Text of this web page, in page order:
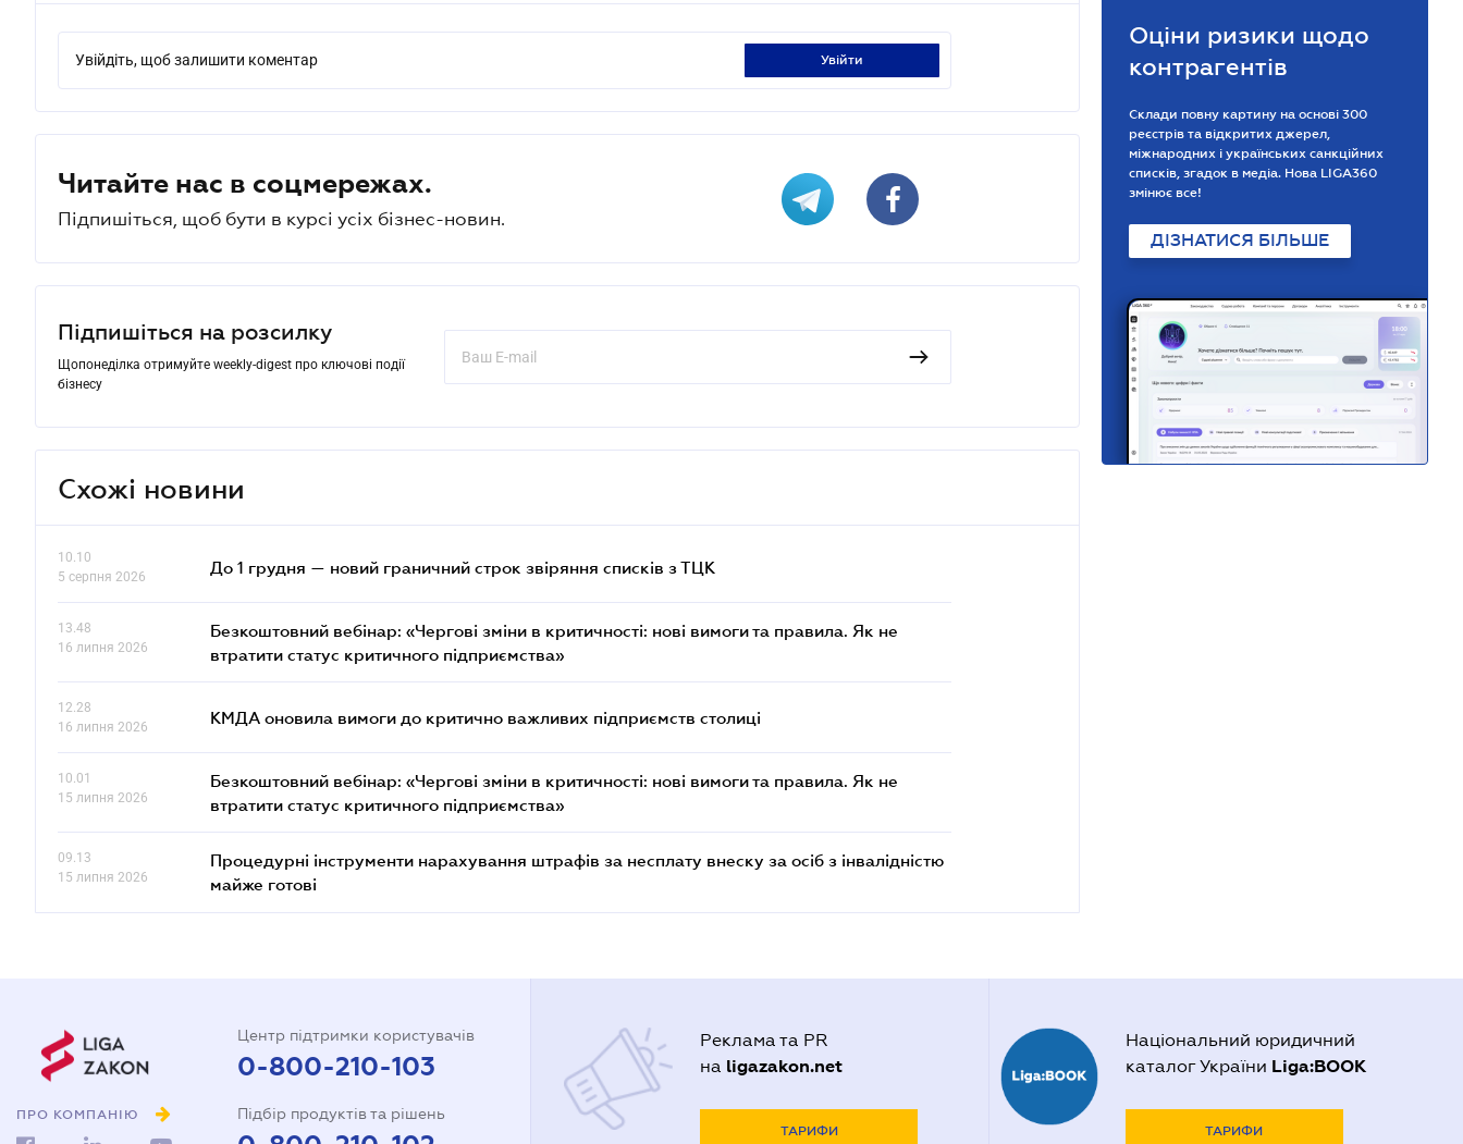
Увійдіть, щоб залишити коментар увійти
Читайте нас в соцмережах.
Підпишіться, щоб бути в курсі усіх бізнес-новин.
Підпишіться на розсилку
Щопонеділка отримуйте weekly-digest про ключові події
бізнесу
Схожі новини
10.10
5 серпня 2026
До 1 грудня — новий граничний строк звіряння списків з ТЦК
13.48
16 липня 2026
Безкоштовний вебінар: «Чергові зміни в критичності: нові вимоги та правила. Як не
втратити статус критичного підприємства»
12.28
16 липня 2026
КМДА оновила вимоги до критично важливих підприємств столиці
10.01
15 липня 2026
Безкоштовний вебінар: «Чергові зміни в критичності: нові вимоги та правила. Як не
втратити статус критичного підприємства»
09.13
15 липня 2026
Процедурні інструменти нарахування штрафів за несплату внеску за осіб з інвалідністю
майже готові
Оціни ризики щодо
контрагентів
Склади повну картину на основі 300
реєстрів та відкритих джерел,
міжнародних і українських санкційних
списків, згадок в медіа. Нова LIGA360
змінює все!
ДІЗНАТИСЯ БІЛЬШЕ
ПРО КОМПАНІЮ
Центр підтримки користувачів
0-800-210-103
Підбір продуктів та рішень
Реклама та PR
на ligazakon.net
ТАРИФИ
Національний юридичний
каталог України Liga:BOOK
ТАРИФИ